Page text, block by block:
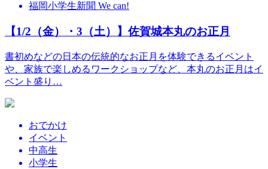
福岡小学生新聞 We can!
【1/2（金）・3（土）】佐賀城本丸のお正月
書初めなどの日本の伝統的なお正月を体験できるイベント
や、家族で楽しめるワークショップなど、本丸のお正月はイ
ベント盛り…
おでかけ
イベント
中高生
小学生